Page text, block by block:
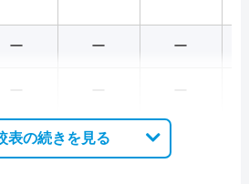
ー ー ー
表の続きを見る